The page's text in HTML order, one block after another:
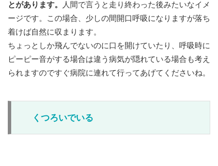
とがあります。
人間で言うと走り終わった後みたいなイメ
ージです。この場合、少しの間開口呼吸になりますが落ち
着けば自然に収まります。
ちょっとしか飛んでないのに口を開けていたり、呼吸時に
ピーピー音がする場合は違う病気が隠れている場合も考え
られますのですぐ病院に連れて行ってあげてくださいね。
くつろいでいる